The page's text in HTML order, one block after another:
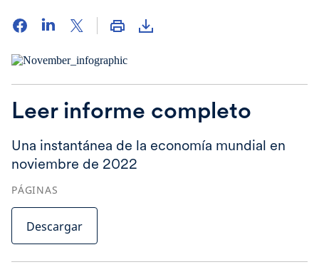
Leer informe completo
Una instantánea de la economía mundial en
noviembre de 2022
PÁGINAS
Descargar